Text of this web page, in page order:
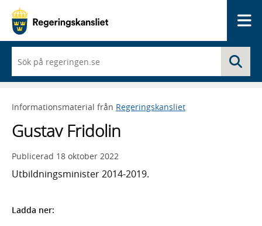
du
börjar
skriva
framträder
lista
med
sökförslag
Informationsmaterial från Regeringskansliet
Gustav Fridolin
Publicerad 18 oktober 2022
Utbildningsminister 2014-2019.
Ladda ner: